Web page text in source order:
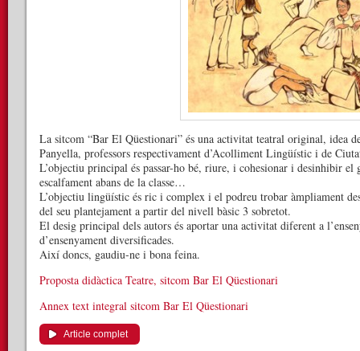
La sitcom “Bar El Qüestionari” és una activitat teatral original, idea
Panyella, professors respectivament d’Acolliment Lingüístic i de
L’objectiu principal és passar-ho bé, riure, i cohesionar i desinhibir
escalfament abans de la classe…
L’objectiu lingüístic és ric i complex i el podreu trobar àmpliament
del seu plantejament a partir del nivell bàsic 3 sobretot.
El desig principal dels autors és aportar una activitat diferent a
d’ensenyament diversificades.
Així doncs, gaudiu-ne i bona feina.
Proposta didàctica Teatre, sitcom Bar El Qüestionari
Annex text integral sitcom Bar El Qüestionari
Article complet